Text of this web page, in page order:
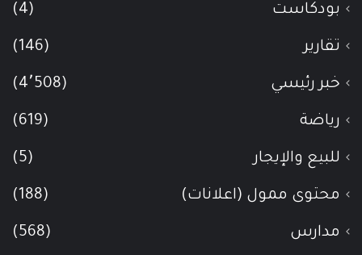
بودكاست (4)
تقارير (146)
خبر رئيسي (4٬508)
رياضة (619)
للبيع والإيجار (5)
محتوى ممول (اعلانات) (188)
مدارس (568)